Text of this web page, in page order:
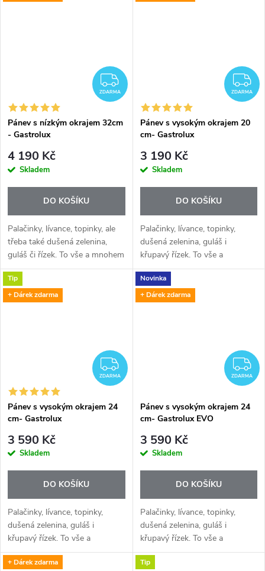
ZDARMA
ZDARMA
Pánev s nízkým okrajem 32cm
- Gastrolux
4 190 Kč
Skladem
DO KOŠÍKU
Palačinky, lívance, topinky, ale
třeba také dušená zelenina,
guláš či řízek. To vše a mnohem
víc připravíte na
vysoce kvalitních pánvích na
indukci Gastrolux. Indukční...
ZDARMA
Pánev s vysokým okrajem 20
cm- Gastrolux
3 190 Kč
Skladem
DO KOŠÍKU
Palačinky, lívance, topinky,
dušená zelenina, guláš i
křupavý řízek. To vše a
mnohem víc připravíte na
vysoce kvalitních indukčních
pánvích Gastrolux. Indukční
Tip
+ Dárek zdarma
ZDARMA
ZDARMA
Pánev s vysokým okrajem 24
cm- Gastrolux
3 590 Kč
Skladem
DO KOŠÍKU
Palačinky, lívance, topinky,
dušená zelenina, guláš i
křupavý řízek. To vše a
mnohem víc připravíte na
vysoce kvalitních indukčních
Novinka
+ Dárek zdarma
ZDARMA
Pánev s vysokým okrajem 24
cm- Gastrolux EVO
3 590 Kč
Skladem
DO KOŠÍKU
Palačinky, lívance, topinky,
dušená zelenina, guláš i
křupavý řízek. To vše a
mnohem víc připravíte na
vysoce kvalitních indukčních
+ Dárek zdarma
Tip